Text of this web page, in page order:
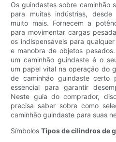
Os guindastes sobre caminhão
para muitas indústrias,
muito mais. Fornecem a
para movimentar cargas
os indispensáveis ​​para
e manobra de objetos
um caminhão guindaste é o
um papel vital na operação do
de caminhão guindaste certo
essencial para garantir
Neste guia do comprador,
precisa saber sobre como
caminhão guindaste para suas
SímbolosTipos de cilindros de